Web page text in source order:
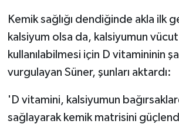
Kemik sağlığı dendiğinde akla ilk
kalsiyum olsa da, kalsiyumun
kullanılabilmesi için D vitamininin
vurgulayan Süner, şunları aktardı:
'D vitamini, kalsiyumun
sağlayarak kemik matrisini